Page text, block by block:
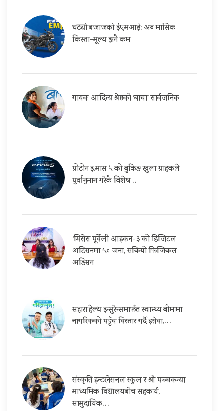
घट्यो बजाजको ईएमआई: अब मासिक
किस्ता-मूल्य झनै कम
गायक आदित्य श्रेष्ठको ‘बाचा’ सार्वजनिक
प्रोटोन इ.मास ५ को बुकिङ खुला ग्राहकले
पुर्वानुमान गरेकै विशेष…
‘मिसेस पूर्वेली आइकन-३’को डिजिटल
अडिसनमा ५० जना, सकियो फिजिकल
अडिसन
सहारा हेल्थ इन्सुरेन्समार्फत स्वास्थ्य बीमामा
नागरिकको पहुँच विस्तार गर्दै इसेवा,…
संस्कृति इन्टरनेसनल स्कुल र श्री पञ्चकन्या
माध्यमिक विद्यालयबीच सहकार्य,
सामुदायिक…